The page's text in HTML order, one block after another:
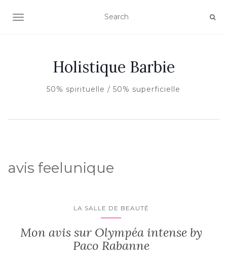
AFFICHER/MASQUER LA NAVIGATION
Holistique Barbie
50% spirituelle / 50% superficielle
avis feelunique
LA SALLE DE BEAUTÉ
Mon avis sur Olympéa intense by
Paco Rabanne